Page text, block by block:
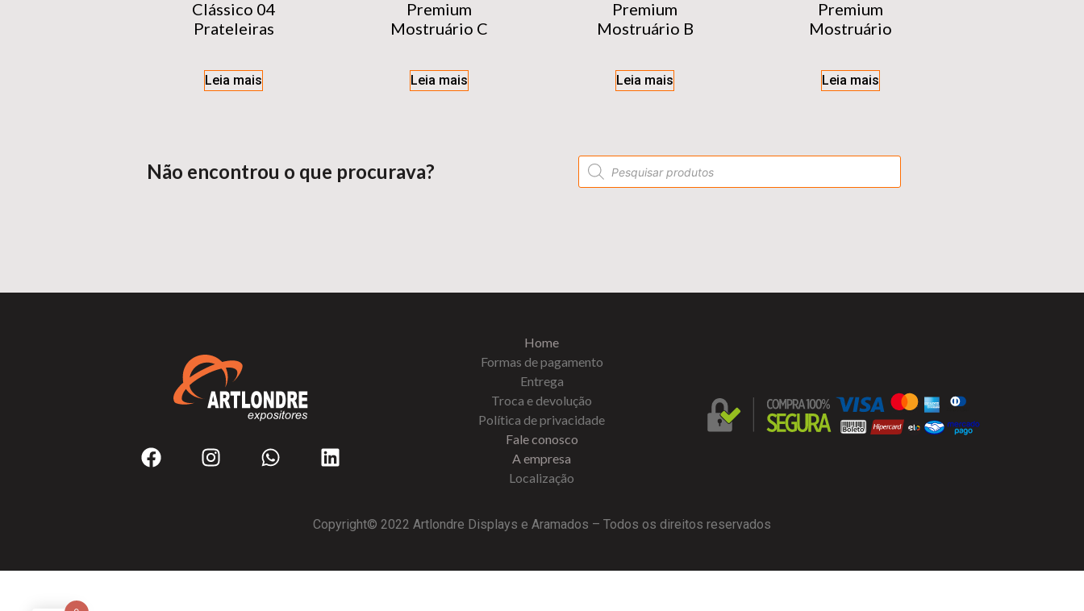
Clássico 04
Prateleiras
Leia mais
Premium
Mostruário C
Leia mais
Premium
Mostruário B
Leia mais
Premium
Mostruário
Leia mais
Não encontrou o que procurava?
Home
Formas de pagamento
Entrega
Troca e devolução
Política de privacidade
Fale conosco
A empresa
Localização
Copyright© 2022 Artlondre Displays e Aramados – Todos os direitos reservados